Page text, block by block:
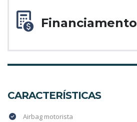
Financiamento
CARACTERÍSTICAS
Airbag motorista